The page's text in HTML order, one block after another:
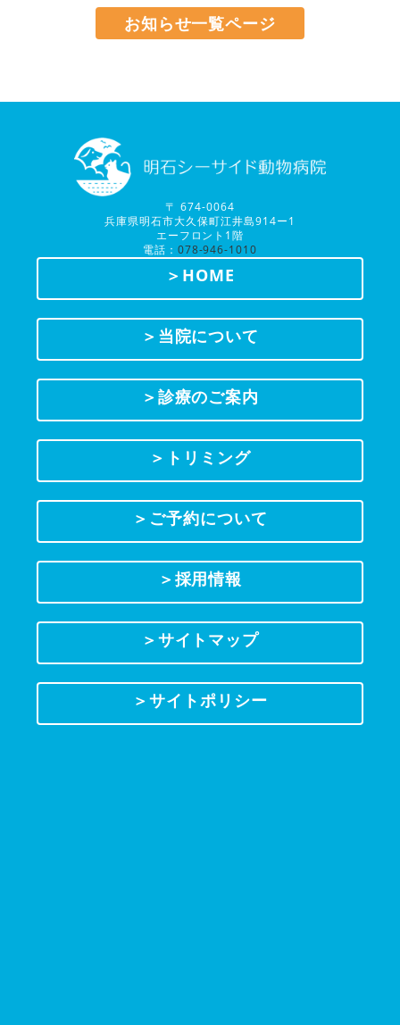
お知らせ一覧ページ
〒 674-0064
兵庫県明石市大久保町江井島914ー1
エーフロント1階
電話： 078-946-1010
＞HOME
＞当院について
＞診療のご案内
＞トリミング
＞ご予約について
＞採用情報
＞サイトマップ
＞サイトポリシー